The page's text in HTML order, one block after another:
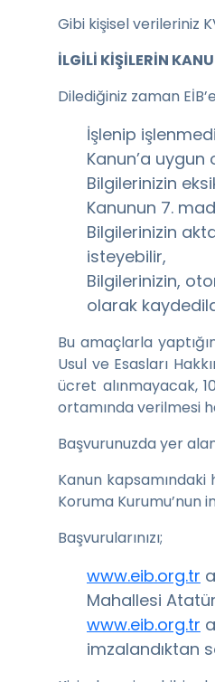
Gibi kişisel verileriniz
İLGİLİ KİŞİLERİN
Dilediğiniz zaman
İşlenip
Kanun’a uygun
Bilgilerinizin
Kanunun 7.
Bilgilerinizin
isteyebilir,
Bilgilerinizin,
olarak
Bu amaçlarla
Usul ve Esasları
ücret alınmayacak,
ortamında verilmesi
Başvurunuzda yer
Kanun kapsamındaki
Koruma Kurumu’nun
Başvurularınızı;
www.eib.org.tr
Mahallesi
www.eib.org.tr
imzalandıktan